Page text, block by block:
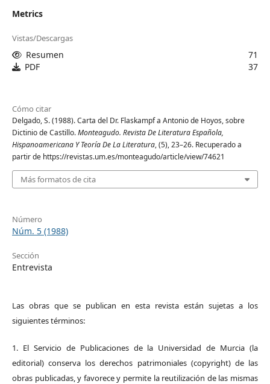
Metrics
Vistas/Descargas
Resumen
71
PDF
37
Cómo citar
Delgado, S. (1988). Carta del Dr. Flaskampf a Antonio de Hoyos, sobre
Dictinio de Castillo.Monteagudo. Revista De Literatura Española,
Hispanoamericana Y Teoría De La Literatura, (5), 23–26. Recuperado a
partir de https://revistas.um.es/monteagudo/article/view/74621
Más formatos de cita
Número
Núm. 5 (1988)
Sección
Entrevista
Las obras que se publican en esta revista están sujetas a los
siguientes términos:
1. El Servicio de Publicaciones de la Universidad de Murcia (la
editorial) conserva los derechos patrimoniales (copyright) de las
obras publicadas, y favorece y permite la reutilización de las mismas